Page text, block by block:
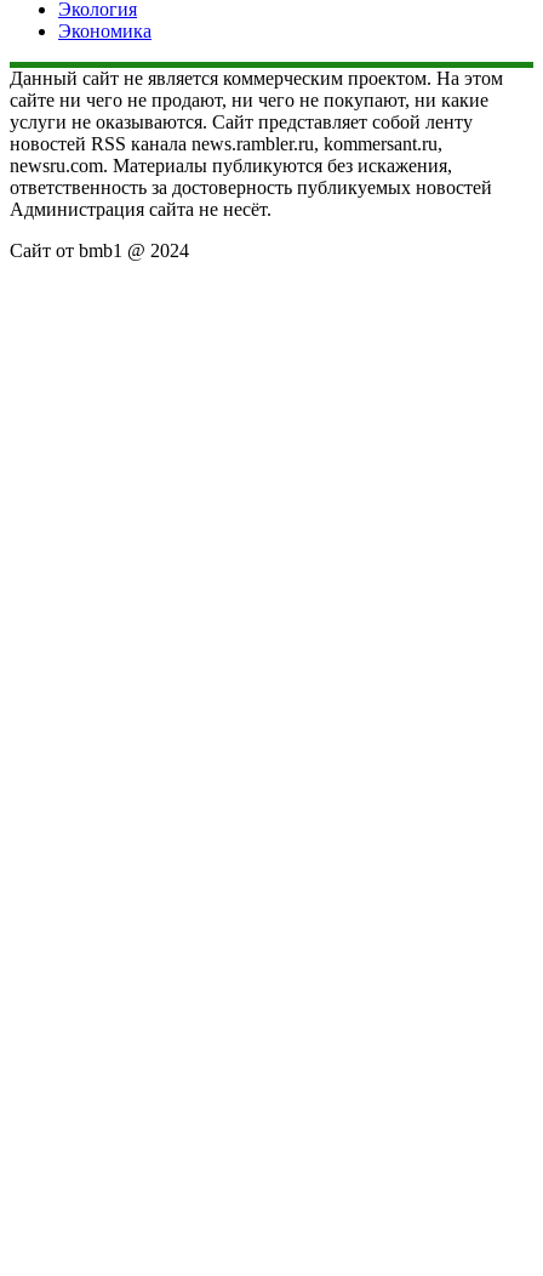
Экология
Экономика
Данный сайт не является коммерческим проектом. На этом
сайте ни чего не продают, ни чего не покупают, ни какие
услуги не оказываются. Сайт представляет собой ленту
новостей RSS канала news.rambler.ru, kommersant.ru,
newsru.com. Материалы публикуются без искажения,
ответственность за достоверность публикуемых новостей
Администрация сайта не несёт.
Сайт от bmb1 @ 2024